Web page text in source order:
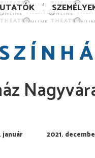
január 2021.